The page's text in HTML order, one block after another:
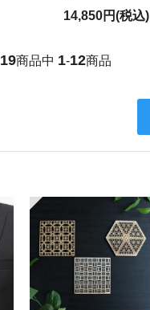
14,850円(税込)
19商品中 1-12商品